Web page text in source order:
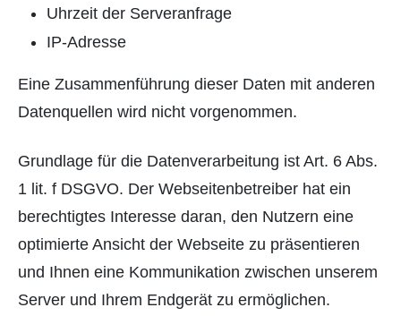
Uhrzeit der Serveranfrage
IP-Adresse
Eine Zusammenführung dieser Daten mit anderen
Datenquellen wird nicht vorgenommen.
Grundlage für die Datenverarbeitung ist Art. 6 Abs.
1 lit. f DSGVO. Der Webseitenbetreiber hat ein
berechtigtes Interesse daran, den Nutzern eine
optimierte Ansicht der Webseite zu präsentieren
und Ihnen eine Kommunikation zwischen unserem
Server und Ihrem Endgerät zu ermöglichen.